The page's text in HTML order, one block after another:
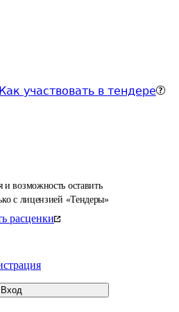
Как участвовать в тендере
возможность оставить
с лицензией «Тендеры»
расценки
Вход